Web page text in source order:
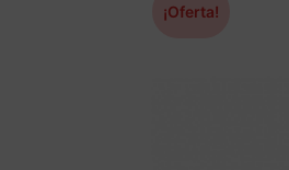
¡Oferta!